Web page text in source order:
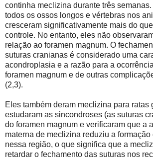
continha meclizina durante três
todos os ossos longos e vértebras nos
cresceram significativamente mais do
controle. No entanto, eles não
relação ao foramen magnum. O
suturas cranianas é considerado uma
acondroplasia e a razão para a
foramen magnum e de outras
(2,3).
Eles também deram meclizina para ratas
estudaram as sincondroses (as suturas
do foramen magnum e verificaram que a
materna de meclizina reduziu a
nessa região, o que significa que a
retardar o fechamento das suturas nos